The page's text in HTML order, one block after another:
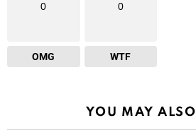
0
OMG
0
WTF
YOU MAY